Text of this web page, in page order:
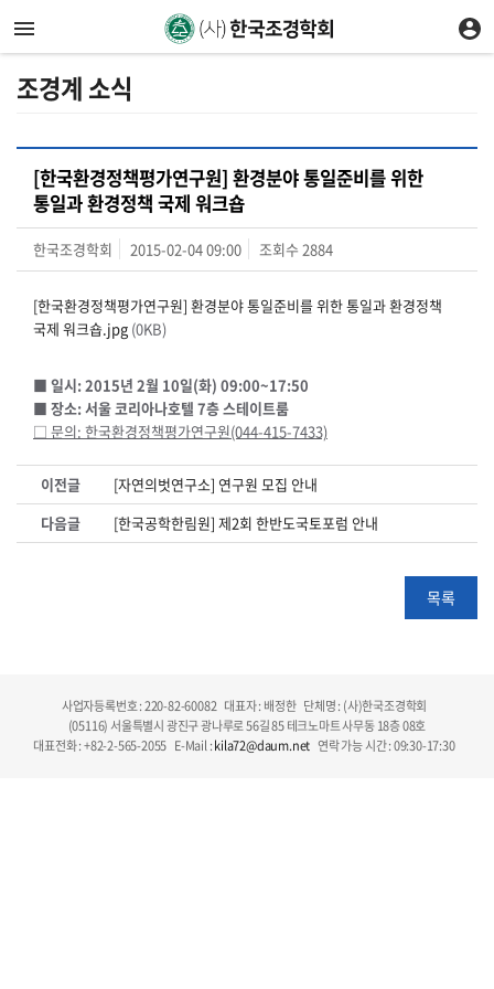
조경계 소식
[한국환경정책평가연구원] 환경분야 통일준비를 위한
통일과 환경정책 국제 워크숍
한국조경학회 2015-02-04 09:00 조회수 2884
[한국환경정책평가연구원] 환경분야 통일준비를 위한 통일과 환경정책
국제 워크숍.jpg (0KB)
■ 일시: 2015년 2월 10일(화) 09:00~17:50
■ 장소: 서울 코리아나호텔 7층 스테이트룸
□ 문의: 한국환경정책평가연구원(044-415-7433)
이전글
[자연의벗연구소] 연구원 모집 안내
다음글
[한국공학한림원] 제2회 한반도국토포럼 안내
목록
사업자등록번호 : 220-82-60082 대표자 : 배정한 단체명 : (사)한국조경학회
(05116) 서울특별시 광진구 광나루로 56길 85 테크노마트 사무동 18층 08호
대표전화 : +82-2-565-2055 E-Mail :kila72@daum.net 연락 가능 시간 : 09:30-17:30